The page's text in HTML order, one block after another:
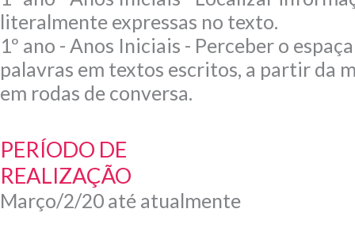
literalmente expressas no texto.
1º ano - Anos Iniciais - Perceber o
palavras em textos escritos, a partir da
em rodas de conversa.
PERÍODO DE
REALIZAÇÃO
Março/2/20 até atualmente